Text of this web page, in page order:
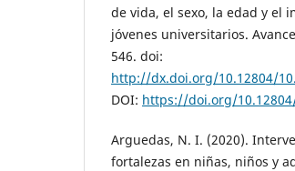
de vida, el sexo, la edad y el
jóvenes universitarios.
546. doi:
http://dx.doi.org/10.12804/
DOI: https://doi.org/
Arguedas, N. I. (2020).
fortalezas en niñas, niños y